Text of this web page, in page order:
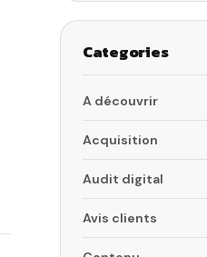
Categories
A découvrir
Acquisition
Audit digital
Avis clients